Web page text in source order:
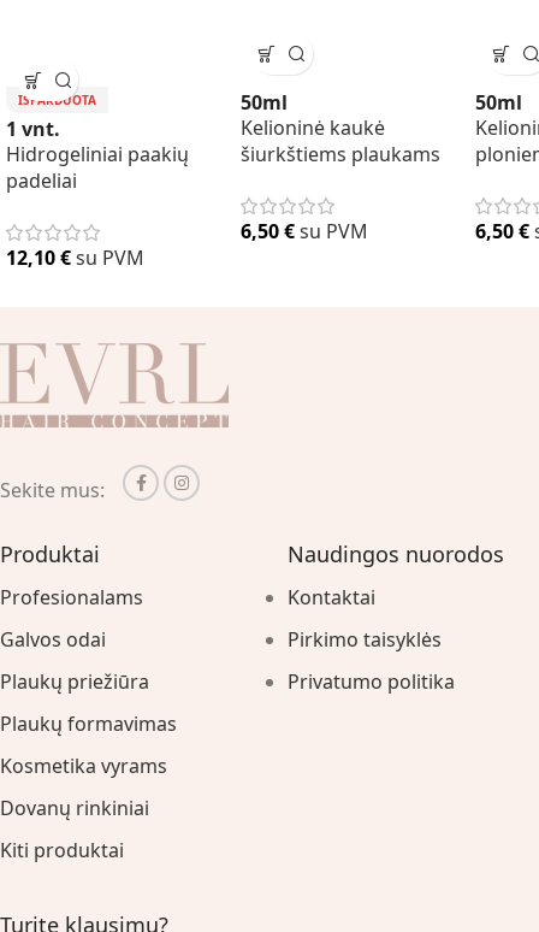
IŠPARDUOTA
1 vnt.
Hidrogeliniai paakių
padeliai
12,10€su PVM
50ml
Kelioninė kaukė
šiurkštiems plaukams
6,50€su PVM
50ml
6,50€
Sekite mus:
Produktai
Profesionalams
Galvos odai
Plaukų priežiūra
Plaukų formavimas
Kosmetika vyrams
Dovanų rinkiniai
Kiti produktai
Naudingos nuorodos
Kontaktai
Pirkimo taisyklės
Privatumo politika
Turite klausimų?